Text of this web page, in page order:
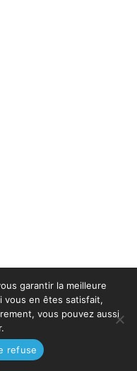
garantir la meilleure
vous en êtes satisfait,
vous pouvez aussi
refuse